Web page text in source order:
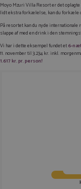
Moyo Mzuri Villa Resort er det
lidt ekstra forkælelse, kan du forkæle
På resortet kan du nyde internationale
slappe af med en drink i den
Vi har i dette eksempel fundet et6-
11. november til 3.234 kr. inkl.
1.617 kr. pr. person!